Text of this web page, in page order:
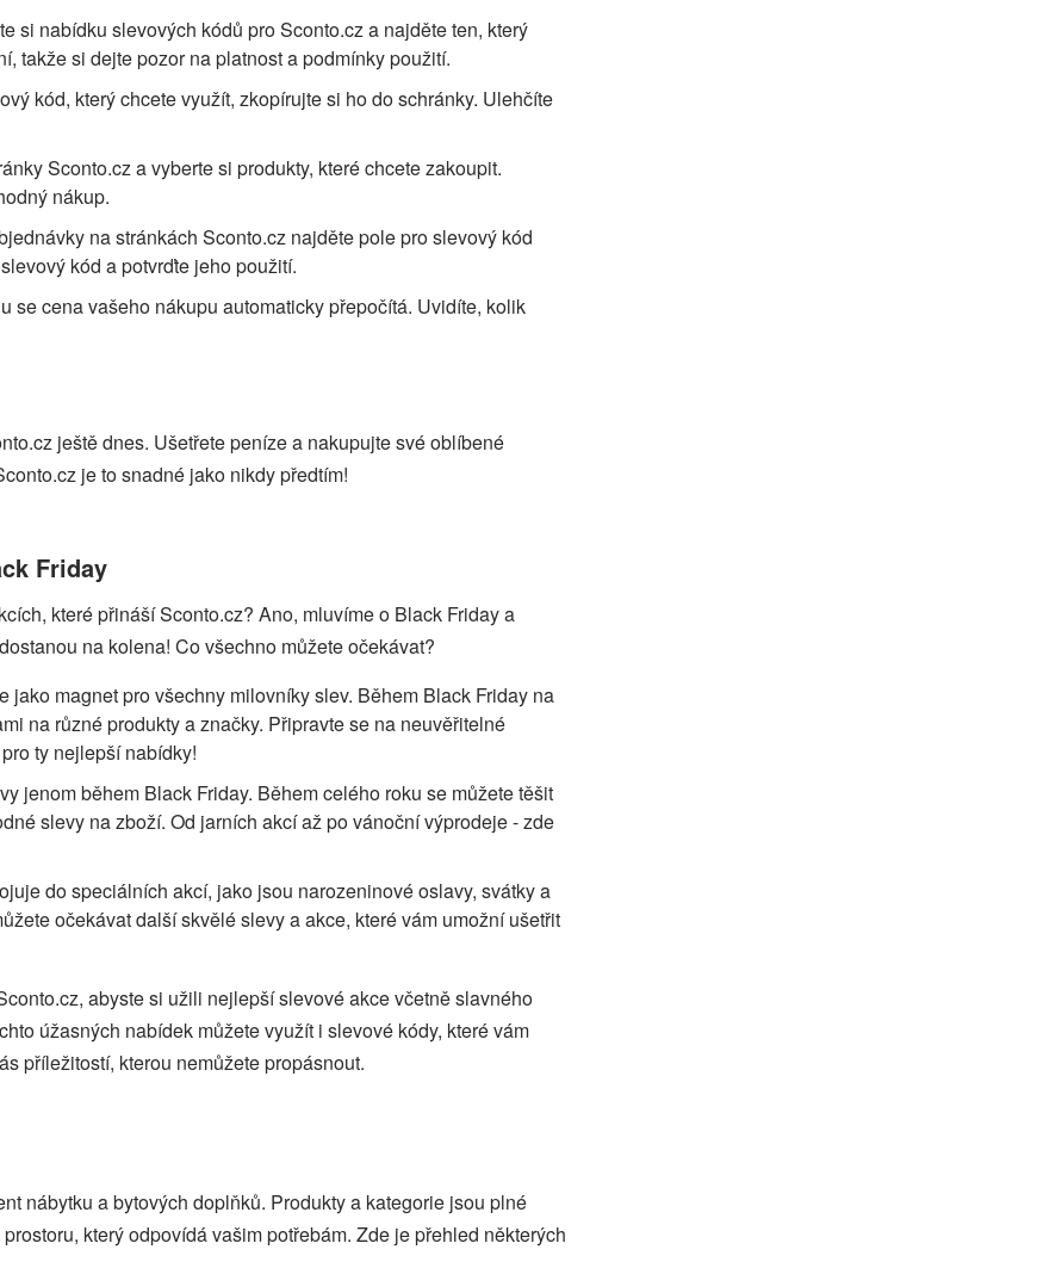
si nabídku slevových kódů pro Sconto.cz a najděte ten, který
takže si dejte pozor na platnost a podmínky použití.
kód, který chcete využít, zkopírujte si ho do schránky. Ulehčíte
Sconto.cz a vyberte si produkty, které chcete zakoupit.
nákup.
na stránkách Sconto.cz najděte pole pro slevový kód
kód a potvrďte jeho použití.
se cena vašeho nákupu automaticky přepočítá. Uvidíte, kolik
ještě dnes. Ušetřete peníze a nakupujte své oblíbené
je to snadné jako nikdy předtím!
Friday
které přináší Sconto.cz? Ano, mluvíme o Black Friday a
na kolena! Co všechno můžete očekávat?
jako magnet pro všechny milovníky slev. Během Black Friday na
na různé produkty a značky. Připravte se na neuvěřitelné
ty nejlepší nabídky!
jenom během Black Friday. Během celého roku se můžete těšit
slevy na zboží. Od jarních akcí až po vánoční výprodeje - zde
do speciálních akcí, jako jsou narozeninové oslavy, svátky a
očekávat další skvělé slevy a akce, které vám umožní ušetřit
abyste si užili nejlepší slevové akce včetně slavného
úžasných nabídek můžete využít i slevové kódy, které vám
příležitostí, kterou nemůžete propásnout.
nábytku a bytových doplňků. Produkty a kategorie jsou plné
který odpovídá vašim potřebám. Zde je přehled některých